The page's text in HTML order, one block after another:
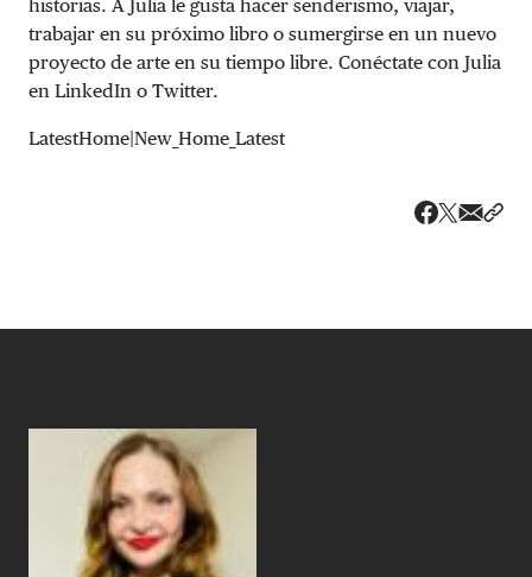
historias. A Julia le gusta hacer senderismo, viajar,
trabajar en su próximo libro o sumergirse en un nuevo
proyecto de arte en su tiempo libre. Conéctate con Julia
en LinkedIn o Twitter.
LatestHome|New_Home_Latest